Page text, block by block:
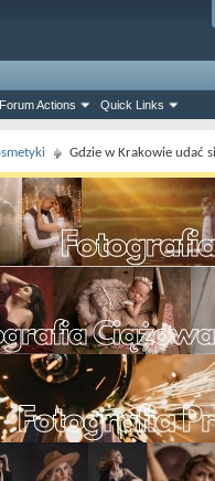
Forum Actions Quick Links
Gdzie w Krakowie udać